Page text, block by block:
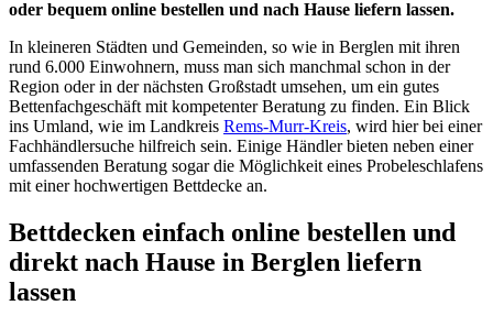
oder bequem online bestellen und nach Hause liefern lassen.
In kleineren Städten und Gemeinden, so wie in Berglen mit ihren
rund 6.000 Einwohnern, muss man sich manchmal schon in der
Region oder in der nächsten Großstadt umsehen, um ein gutes
Bettenfachgeschäft mit kompetenter Beratung zu finden. Ein Blick
ins Umland, wie im Landkreis Rems-Murr-Kreis, wird hier bei einer
Fachhändlersuche hilfreich sein. Einige Händler bieten neben einer
umfassenden Beratung sogar die Möglichkeit eines Probeleschlafens
mit einer hochwertigen Bettdecke an.
Bettdecken einfach online bestellen und
direkt nach Hause in Berglen liefern
lassen